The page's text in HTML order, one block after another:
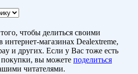
чтобы делиться своими
магазинах Dealextreme,
и других. Если у Вас тоже есть
вы можете поделиться
читателями.